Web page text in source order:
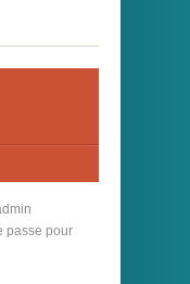
passe pour